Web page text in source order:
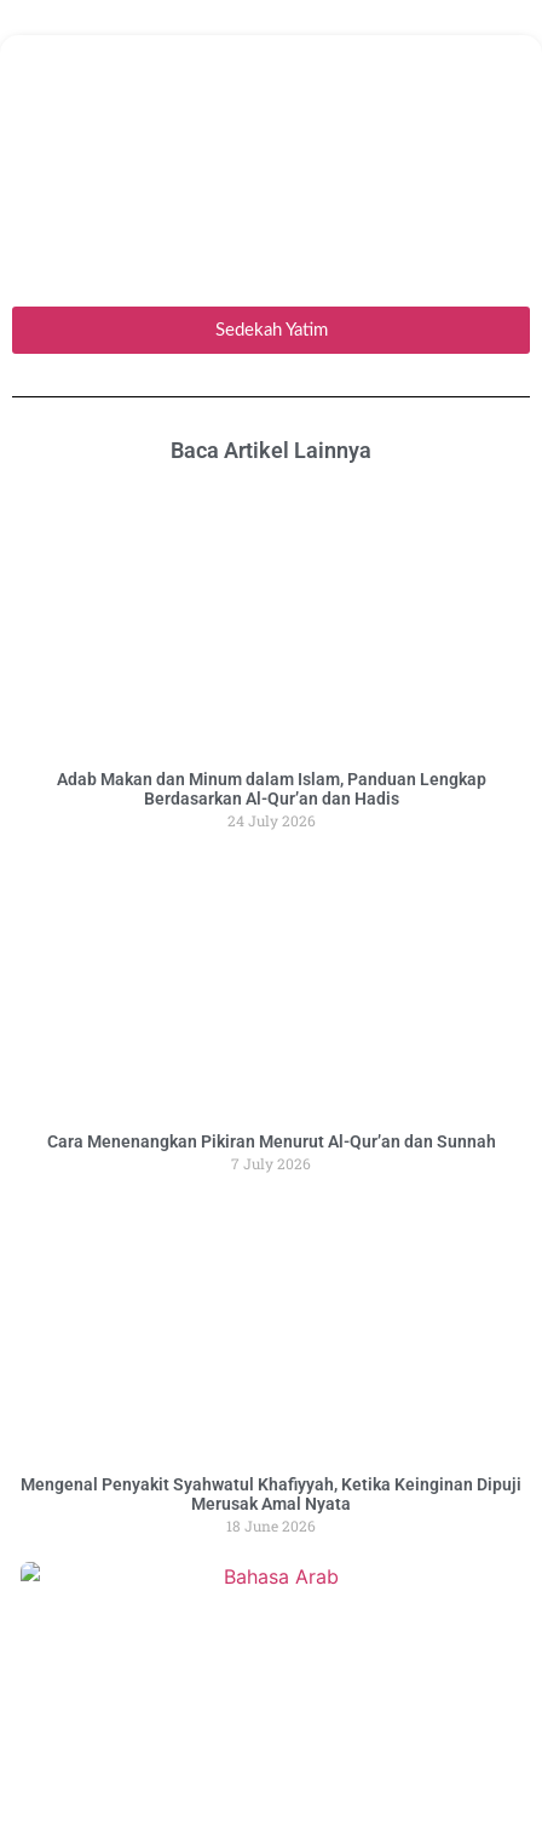
Sedekah Yatim
Baca Artikel Lainnya
Adab Makan dan Minum dalam Islam, Panduan Lengkap
Berdasarkan Al-Qur’an dan Hadis
24 July 2026
Cara Menenangkan Pikiran Menurut Al-Qur’an dan Sunnah
7 July 2026
Mengenal Penyakit Syahwatul Khafiyyah, Ketika Keinginan Dipuji
Merusak Amal Nyata
18 June 2026